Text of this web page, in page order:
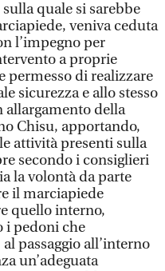
sulla quale si sarebbe
veniva ceduta
l’impegno per
a proprie
permesso di realizzare
sicurezza e allo stesso
allargamento della
Chisu, apportando,
attività presenti sulla
secondo i consiglieri
la volontà da parte
il marciapiede
quello interno,
i pedoni che
passaggio all’interno
un’adeguata